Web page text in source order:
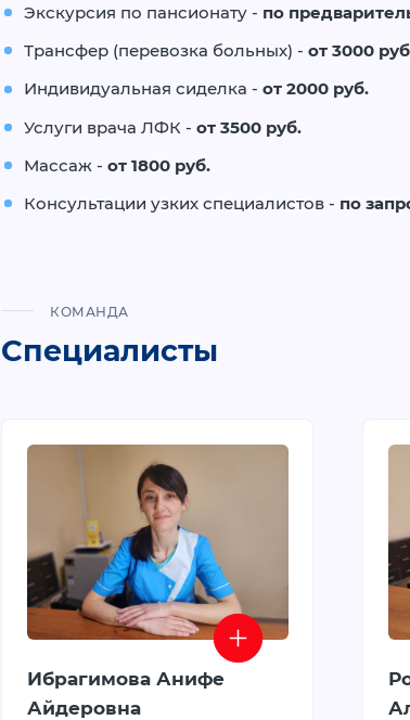
Экскурсия по пансионату - по
Трансфер (перевозка больных) - от 3000
Индивидуальная сиделка - от 2000 руб.
Услуги врача ЛФК - от 3500 руб.
Массаж - от 1800 руб.
Консультации узких специалистов - по
КОМАНДА
Специалисты
Ибрагимова Анифе
Айдеровна